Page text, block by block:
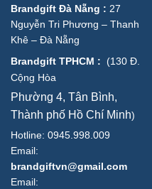
Brandgift Đà Nẵng : 27
Nguyễn Tri Phương – Thanh
Khê – Đà Nẵng
Brandgift TPHCM : (130 Đ.
Cộng Hòa
Phường 4, Tân Bình,
Thành phố Hồ Chí Minh)
Hotline: 0945.998.009
Email:
brandgiftvn@gmail.com
Email: